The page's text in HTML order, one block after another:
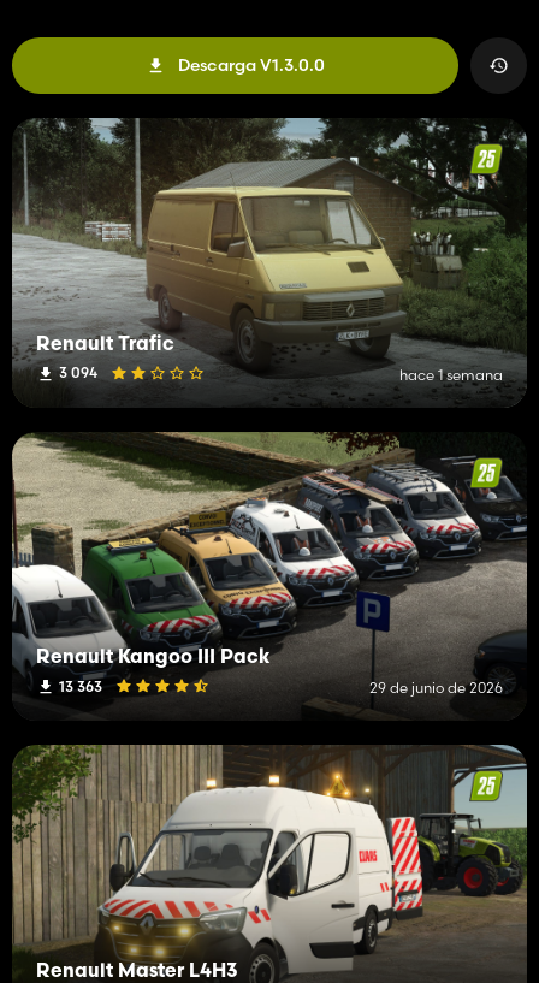
Descarga V1.3.0.0
Renault Trafic
3 094 hace 1 semana
Renault Kangoo III Pack
13 363 29 de junio de 2026
Renault Master L4H3